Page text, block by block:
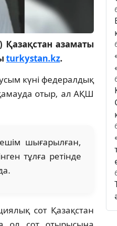
азаматы
turkystan.kz.
күні федералдық
қамауда отыр, ал АҚШ
шығарылған,
тұлға ретінде
сот Қазақстан